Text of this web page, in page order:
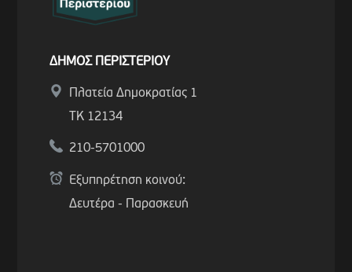
ΔΗΜΟΣ ΠΕΡΙΣΤΕΡΙΟΥ
Πλατεία Δημοκρατίας 1
ΤΚ 12134
210-5701000
Εξυπηρέτηση κοινού:
Δευτέρα - Παρασκευή